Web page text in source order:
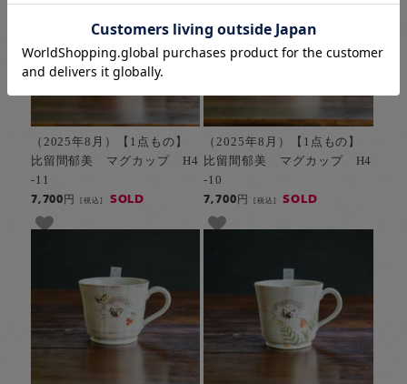
（2025年8月）【1点もの】
比留間郁美 マグカップ H4
-11
7,700円[税込] SOLD
（2025年8月）【1点もの】
比留間郁美 マグカップ H4
-10
7,700円 [税込] SOLD